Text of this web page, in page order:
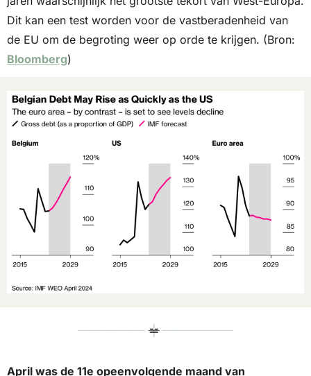
Dit kan een test worden voor de vastberadenheid van
Bloomberg)
April was de 11e opeenvolgende maand van